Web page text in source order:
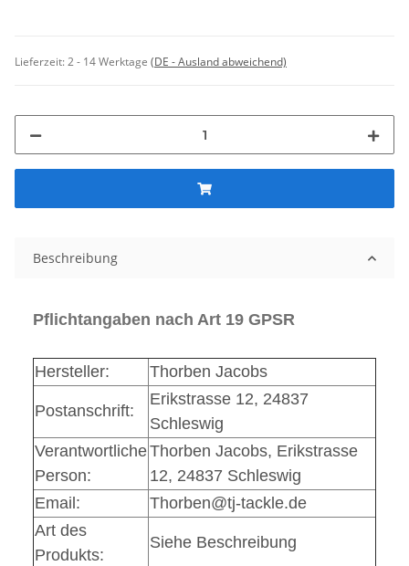
Lieferzeit:2 - 14 Werktage (DE - Ausland abweichend)
Beschreibung
Pflichtangaben nach Art 19 GPSR
Hersteller: Thorben Jacobs
Postanschrift:
Erikstrasse 12, 24837
Schleswig
Verantwortliche
Person:
Thorben Jacobs, Erikstrasse
12, 24837 Schleswig
Email:
Thorben@tj-tackle.de
Art des
Produkts:
Siehe Beschreibung